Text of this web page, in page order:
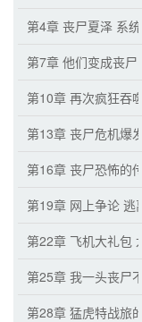
第4章 丧尸夏泽 系
第7章 他们变成丧尸
第10章 再次疯狂吞
第13章 丧尸危机爆发
第16章 丧尸恐怖的
第19章 网上争论 逃
第22章 飞机大礼包
第25章 我一头丧尸
第28章 猛虎特战旅